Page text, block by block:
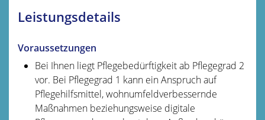
Leistungsdetails
Voraussetzungen
Bei Ihnen liegt Pflegebedürftigkeit ab Pflegegrad 2
vor. Bei Pflegegrad 1 kann ein Anspruch auf
Pflegehilfsmittel, wohnumfeldverbessernde
Maßnahmen beziehungsweise digitale